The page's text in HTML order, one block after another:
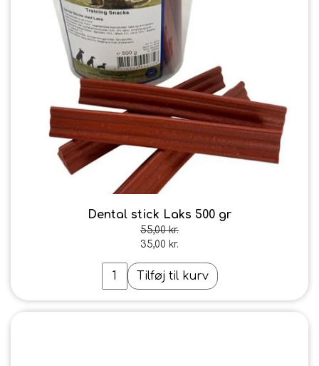
Dental stick Laks 500 gr
55,00 kr.
35,00 kr.
Tilføj til kurv